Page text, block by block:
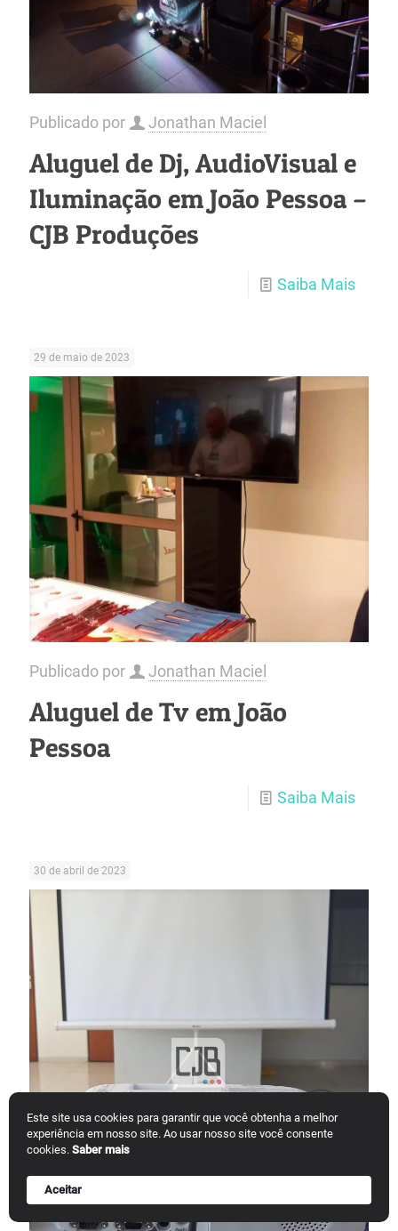
Este site usa cookies para garantir que você obtenha a melhor
experiência em nosso site. Ao usar nosso site você consente
cookies. Saber mais
Aceitar
Publicado por Jonathan Maciel
Aluguel de Dj, AudioVisual e
Iluminação em João Pessoa –
CJB Produções
Saiba Mais
29 de maio de 2023
Publicado por Jonathan Maciel
Aluguel de Tv em João
Pessoa
Saiba Mais
30 de abril de 2023